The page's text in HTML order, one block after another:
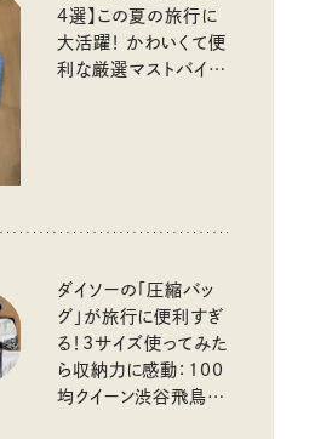
4選】この夏の旅行に
大活躍！ かわいくて便
利な厳選マストバイア
ダイソーの「圧縮バッ
グ」が旅行に便利すぎ
る！3サイズ使ってみた
ら収納力に感動：100
均クイーン渋谷飛鳥の